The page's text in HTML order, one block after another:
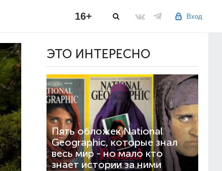
Вход
16+
ЭТО ИНТЕРЕСНО
Пять обложек National
Geographic, которые знал
весь мир - но мало кто
знает истории за ними